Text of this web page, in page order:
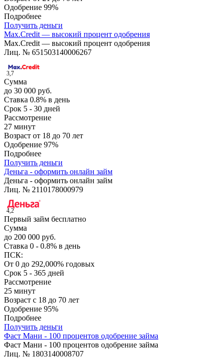
Одобрение 99%
Подробнее
Получить деньги
Max.Credit — высокий процент одобрения
Max.Credit — высокий процент одобрения
Лиц. № 651503140006267
3,7
Сумма
до 30 000 руб.
Ставка 0.8% в день
Срок 5 - 30 дней
Рассмотрение
27 минут
Возраст от 18 до 70 лет
Одобрение 97%
Подробнее
Получить деньги
Деньга - оформить онлайн займ
Деньга - оформить онлайн займ
Лиц. № 2110178000979
4,2
Первый займ бесплатно
Сумма
до 200 000 руб.
Ставка 0 - 0.8% в день
ПСК:
От 0 до 292,000% годовых
Срок 5 - 365 дней
Рассмотрение
25 минут
Возраст с 18 до 70 лет
Одобрение 95%
Подробнее
Получить деньги
Фаст Мани - 100 процентов одобрение займа
Фаст Мани - 100 процентов одобрение займа
Лиц. № 1803140008707